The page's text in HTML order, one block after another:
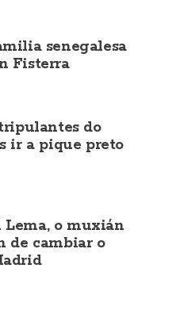
senegalesa
Fisterra
do
ir a pique preto
Lema, o muxián
de cambiar o